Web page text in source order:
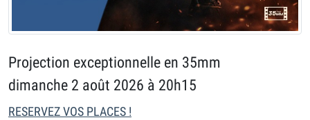
Projection exceptionnelle en 35mm
dimanche 2 août 2026 à 20h15
RESERVEZ VOS PLACES !